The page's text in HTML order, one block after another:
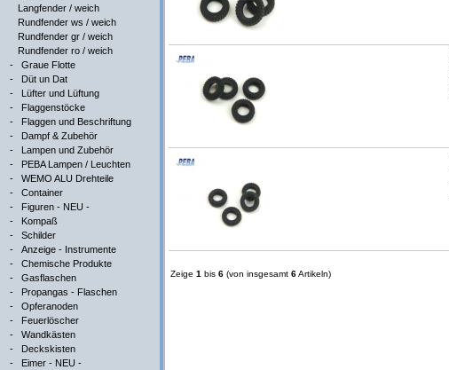
Langfender / weich
Rundfender ws / weich
Rundfender gr / weich
Rundfender ro / weich
- Graue Flotte
- Düt un Dat
- Lüfter und Lüftung
- Flaggenstöcke
- Flaggen und Beschriftung
- Dampf & Zubehör
- Lampen und Zubehör
- PEBA Lampen / Leuchten
- WEMO ALU Drehteile
- Container
- Figuren - NEU -
- Kompaß
- Schilder
- Anzeige - Instrumente
- Chemische Produkte
- Gasflaschen
- Propangas - Flaschen
- Opferanoden
- Feuerlöscher
- Wandkästen
- Deckskisten
- Eimer - NEU -
Zeige 1 bis 6 (von insgesamt 6Artikeln)